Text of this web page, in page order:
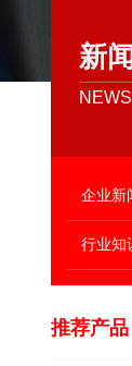
新
NEWS
企业新
行业知
推荐产品